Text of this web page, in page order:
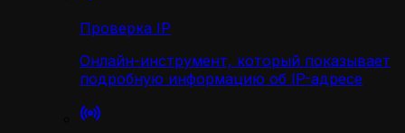
Проверка IP
Онлайн-инструмент, который показывает
подробную информацию об IP-адресе